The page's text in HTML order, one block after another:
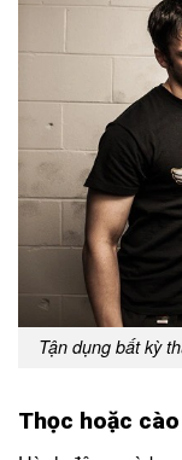
Tận dụng bất kỳ
Thọc hoặc